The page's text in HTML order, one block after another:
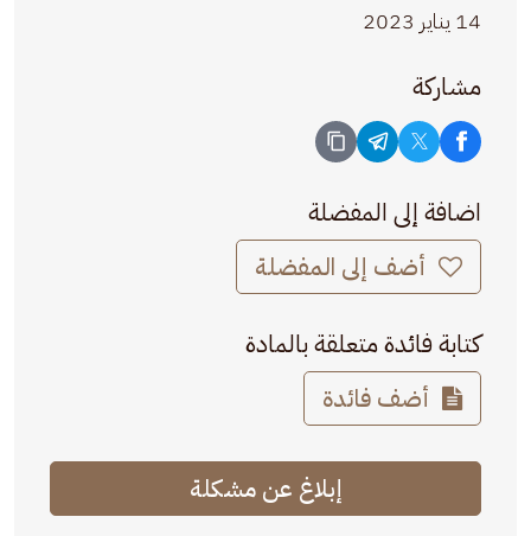
14 يناير 2023
مشاركة
اضافة إلى المفضلة
أضف إلى المفضلة
كتابة فائدة متعلقة بالمادة
أضف فائدة
إبلاغ عن مشكلة